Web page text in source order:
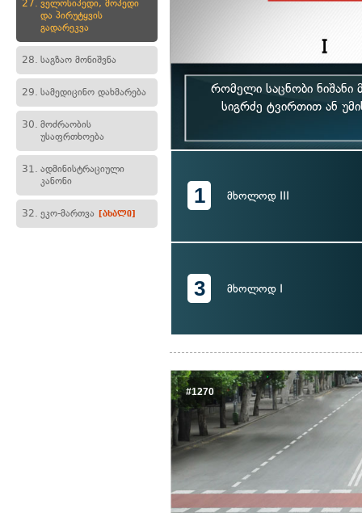
27. ველოსიპედი, მოპედი
და პირუტყვის
გადარეკვა
28. საგზაო მონიშვნა
29. სამედიცინო დახმარება
30. მოძრაობის
უსაფრთხოება
31. ადმინისტრაციული
კანონი
32. ეკო-მართვა [ახალი]
რომელი საცნობი ნიშანი
სიგრძე ტვირთით ან
1 მხოლოდ III
3 მხოლოდ I
#1270